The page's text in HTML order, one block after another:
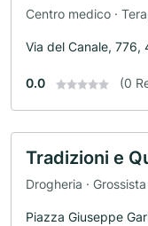
Centro medico ·
Via del Canale, 776,
0.0 (0
Tradizioni e
Drogheria · Grossista
Piazza Giuseppe